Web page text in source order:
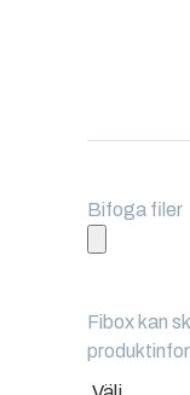
Bifoga filer
Fibox kan